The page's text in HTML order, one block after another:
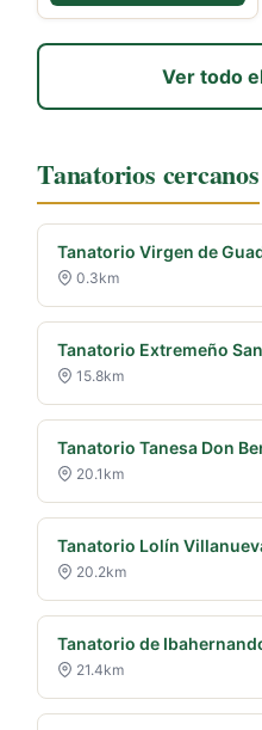
Ver todo
Tanatorios cercanos
Tanatorio Virgen de
0.3km
Tanatorio Extremeño
15.8km
Tanatorio Tanesa Don
20.1km
Tanatorio Lolín
20.2km
Tanatorio de
21.4km